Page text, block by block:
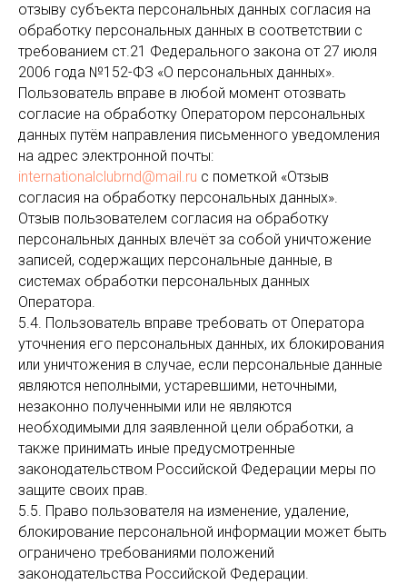
отзыву субъекта персональных данных согласия на
обработку персональных данных в соответствии с
требованием ст.21 Федерального закона от 27 июля
2006 года №152-ФЗ «О персональных данных».
Пользователь вправе в любой момент отозвать
согласие на обработку Оператором персональных
данных путём направления письменного уведомления
на адрес электронной почты:
internationalclubrnd@mail.ru с пометкой «Отзыв
согласия на обработку персональных данных».
Отзыв пользователем согласия на обработку
персональных данных влечёт за собой уничтожение
записей, содержащих персональные данные, в
системах обработки персональных данных
Оператора.
5.4. Пользователь вправе требовать от Оператора
уточнения его персональных данных, их блокирования
или уничтожения в случае, если персональные данные
являются неполными, устаревшими, неточными,
незаконно полученными или не являются
необходимыми для заявленной цели обработки, а
также принимать иные предусмотренные
законодательством Российской Федерации меры по
защите своих прав.
5.5. Право пользователя на изменение, удаление,
блокирование персональной информации может быть
ограничено требованиями положений
законодательства Российской Федерации.